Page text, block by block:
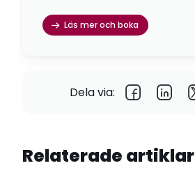
Läs mer och boka
Dela via:
Relaterade artiklar